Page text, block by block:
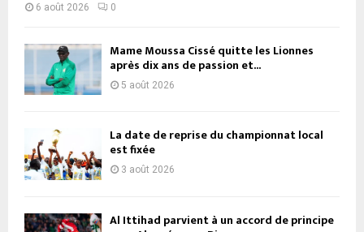
6 août 2026 0
Mame Moussa Cissé quitte les Lionnes
après dix ans de passion et...
5 août 2026
La date de reprise du championnat local
est fixée
3 août 2026
Al Ittihad parvient à un accord de principe